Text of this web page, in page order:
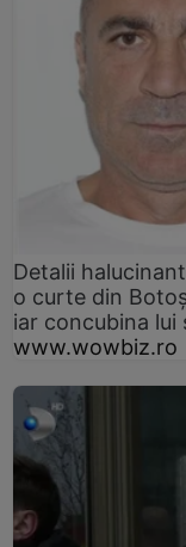
Detalii
o curte din
iar concubina lui
www.wowbiz.ro